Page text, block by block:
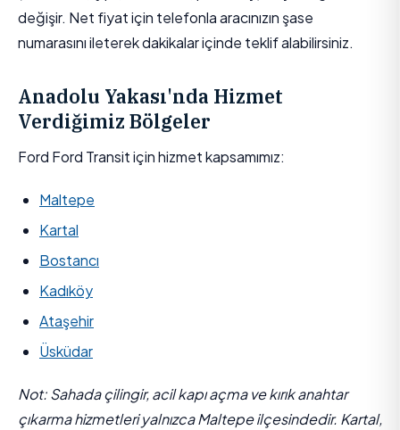
değişir. Net fiyat için telefonla aracınızın şase
numarasını ileterek dakikalar içinde teklif alabilirsiniz.
Anadolu Yakası'nda Hizmet
Verdiğimiz Bölgeler
Ford Ford Transit için hizmet kapsamımız:
Maltepe
Kartal
Bostancı
Kadıköy
Ataşehir
Üsküdar
Not: Sahada çilingir, acil kapı açma ve kırık anahtar
çıkarma hizmetleri yalnızca Maltepe ilçesindedir. Kartal,